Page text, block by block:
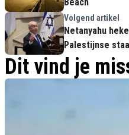
Volgend artikel
Netanyahu
Palestijnse
Dit vind je